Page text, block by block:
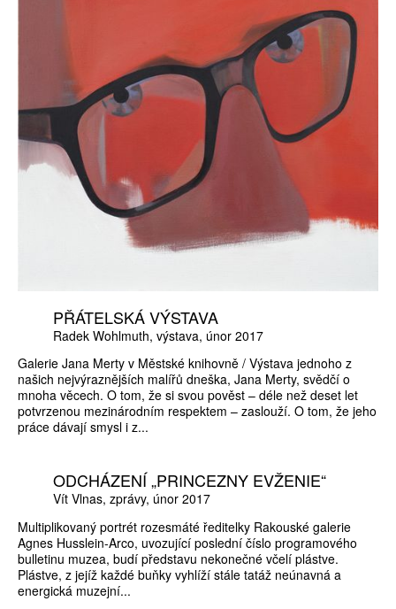
PŘÁTELSKÁ VÝSTAVA
Radek Wohlmuth výstava únor 2017
Galerie Jana Merty v Městské knihovně / Výstava jednoho z
našich nejvýraznějších malířů dneška, Jana Merty, svědčí o
mnoha věcech. O tom, že si svou pověst – déle než deset let
potvrzenou mezinárodním respektem – zaslouží. O tom, že jeho
práce dávají smysl i z...
ODCHÁZENÍ „PRINCEZNY EVŽENIE“
Vít Vlnas zprávy únor 2017
Multiplikovaný portrét rozesmáté ředitelky Rakouské galerie
Agnes Husslein-Arco, uvozující poslední číslo programového
bulletinu muzea, budí představu nekonečné včelí plástve.
Plástve, z jejíž každé buňky vyhlíží stále tatáž neúnavná a
energická muzejní...